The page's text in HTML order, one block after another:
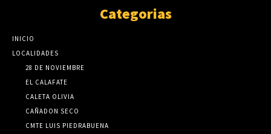
Categorias
INICIO
LOCALIDADES
28 DE NOVIEMBRE
EL CALAFATE
CALETA OLIVIA
CAÑADON SECO
CMTE LUIS PIEDRABUENA